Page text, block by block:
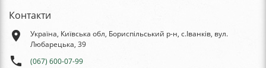
Контакти
place
Україна, Київська обл, Бориспільський р-н, с.Іванків, вул.
Любарецька, 39
phone (067) 600-07-99